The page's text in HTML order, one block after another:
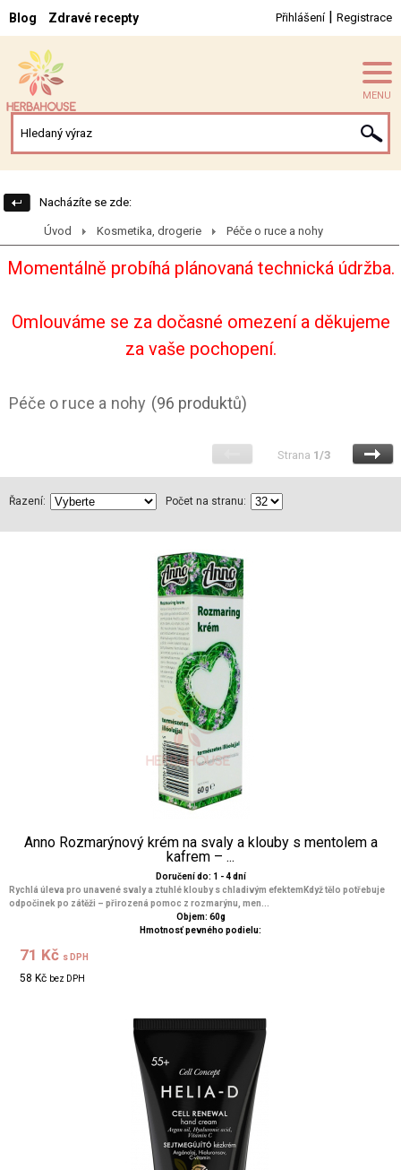
Blog Zdravé recepty Přihlášení| Registrace
MENU
Nacházíte se zde:
Úvod Kosmetika, drogerie Péče o ruce a nohy
Momentálně probíhá plánovaná technická údržba.
Omlouváme se za dočasné omezení a děkujeme
za vaše pochopení.
Péče o ruce a nohy (96 produktů)
Strana 1/3
Řazení: Počet na stranu:
Anno Rozmarýnový krém na svaly a klouby s mentolem a
kafrem – ...
Doručení do: 1 - 4 dní
Rychlá úleva pro unavené svaly a ztuhlé klouby s chladivým efektemKdyž tělo potřebuje
odpočinek po zátěži – přirozená pomoc z rozmarýnu, men...
Objem: 60g
Hmotnosť pevného podielu:
71 Kč s DPH
58 Kč bez DPH